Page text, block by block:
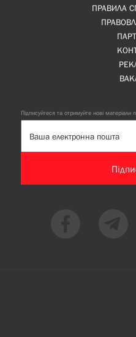
ПРАВИЛА
Підписуйтеся та отримуйте нові